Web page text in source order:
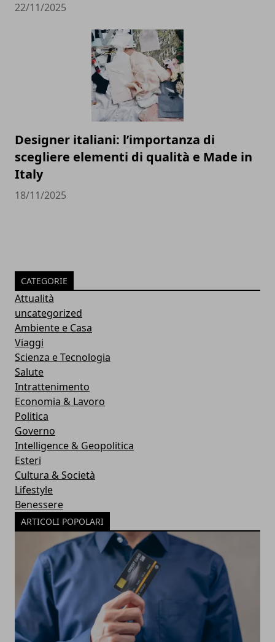
22/11/2025
Designer italiani: l’importanza di
scegliere elementi di qualità e Made in
Italy
18/11/2025
CATEGORIE
Attualità
uncategorized
Ambiente e Casa
Viaggi
Scienza e Tecnologia
Salute
Intrattenimento
Economia & Lavoro
Politica
Governo
Intelligence & Geopolitica
Esteri
Cultura & Società
Lifestyle
Benessere
ARTICOLI POPOLARI